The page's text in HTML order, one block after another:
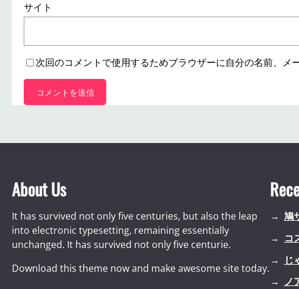
サイト
次回のコメントで使用するためブラウザーに自分の名前、メ
About Us
It has survived not only five centuries, but also the leap
into electronic typesetting, remaining essentially
unchanged. It has survived not only five centurie.
Download this theme now and make awesome site today.
鳩
コ
じ
ノ